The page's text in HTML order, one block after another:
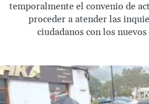
temporalmente el convenio de
proceder a atender las
ciudadanos con los